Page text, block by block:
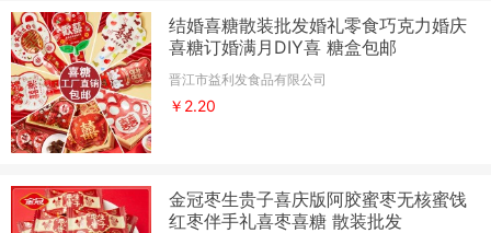
结婚喜糖散装批发婚礼零食巧克力婚庆
喜糖订婚满月DIY喜 糖盒包邮
晋江市益利发食品有限公司
￥2.20
金冠枣生贵子喜庆版阿胶蜜枣无核蜜饯
红枣伴手礼喜枣喜糖 散装批发